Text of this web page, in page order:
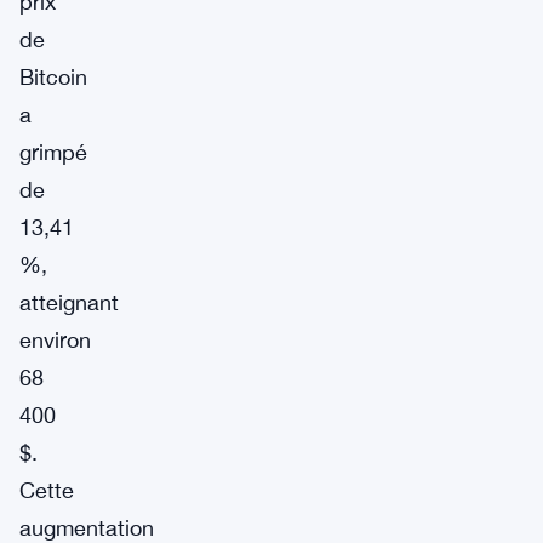
de
Bitcoin
a
grimpé
de
13,41
%,
atteignant
environ
68
400
$.
Cette
augmentation